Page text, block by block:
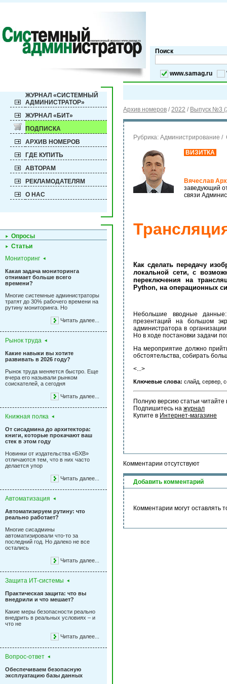
Поиск
www.samag.ru
ЖУРНАЛ «СИСТЕМНЫЙ
АДМИНИСТРАТОР»
ЖУРНАЛ «БИТ»
ПОДПИСКА
АРХИВ НОМЕРОВ
ГДЕ КУПИТЬ
АВТОРАМ
РЕКЛАМОДАТЕЛЯМ
О НАС
Опросы
Статьи
Мониторинг
Какая задача мониторинга
отнимает больше всего
времени?
Многие системные администраторы
тратят до 30% рабочего времени на
рутину мониторинга. Но
Читать далее...
Рынок труда
Какие навыки вы хотите
развивать в 2026 году?
Рынок труда меняется быстро. Еще
вчера его называли рынком
соискателей, а сегодня
Читать далее...
Книжная полка
От сисадмина до архитектора:
книги, которые прокачают ваш
стек в этом году
Новинки от издательства «БХВ»
отличаются тем, что в них часто
делается упор
Читать далее...
Автоматизация
Автоматизируем рутину: что
реально работает?
Многие сисадмины
автоматизировали что-то за
последний год. Но далеко не все
остались
Читать далее...
Защита ИТ-системы
Практическая защита: что вы
внедрили и что мешает?
Какие меры безопасности реально
внедрить в реальных условиях – и
что не
Читать далее...
Вопрос-ответ
Обеспечиваем безопасную
эксплуатацию базы данных
Архив номеров / 2022 / Выпуск №3
Рубрика: Администрирование /
ВИЗИТКА
Вячеслав
заведующий
связи
Как сделать передачу
локальной сети, с
переключения на
Python, на операционных
Небольшие вводные
презентаций на большом
администратора в
Но в ходе постановки задачи
На мероприятие должно
обстоятельства, собирать
<...>
Ключевые слова: слайд, сервер,
Полную версию статьи читайте
Подпишитесь на журнал
Купите в Интернет-магазине
Комментарии отсутствуют
Добавить комментарий
Комментарии могут оставлять